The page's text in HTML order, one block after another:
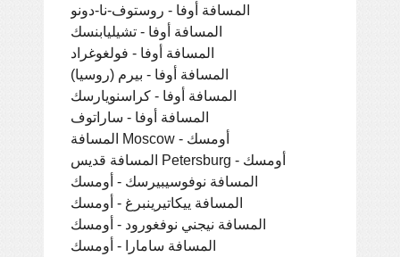
المسافة أوفا - روستوف-نا-دونو
المسافة أوفا - تشيليابنسك
المسافة أوفا - فولغوغراد
المسافة أوفا - بيرم (روسيا)
المسافة أوفا - كراسنويارسك
المسافة أوفا - ساراتوف
المسافة Moscow - أومسك
المسافة قديس Petersburg - أومسك
المسافة نوفوسيبيرسك - أومسك
المسافة ييكاتيرينبرغ - أومسك
المسافة نيجني نوفغورود - أومسك
المسافة سامارا - أومسك